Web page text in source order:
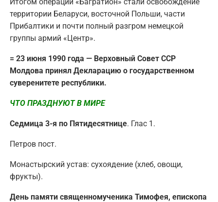
территории Беларуси, восточной Польши, части
Прибалтики и почти полный разгром немецкой
группы армий «Центр».
= 23 июня 1990 года — Верховный Совет ССР
Молдова принял Декларацию о государственном
суверенитете республики.
ЧТО ПРАЗДНУЮТ В МИРЕ
Седмица 3-я по Пятидесятнице. Глас 1.
Петров пост.
Монастырский устав: cухоядение (хлеб, овощи,
фрукты).
День памяти священномученика Тимофея, епископа